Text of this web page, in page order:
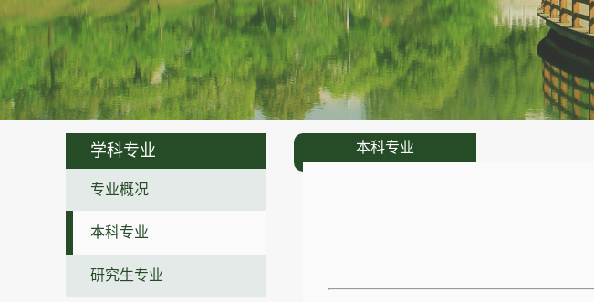
学科专业
专业概况
本科专业
研究生专业
本科专业